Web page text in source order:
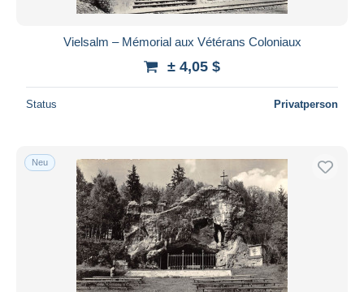
Vielsalm – Mémorial aux Vétérans Coloniaux
± 4,05 $
Status Privatperson
Neu